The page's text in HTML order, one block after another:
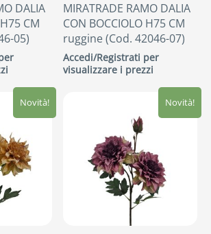
DALIA
CM
05)
Novità!
MIRATRADE RAMO DALIA
CON BOCCIOLO H75 CM
ruggine (Cod. 42046-07)
Accedi/Registrati per
visualizzare i prezzi
Novità!